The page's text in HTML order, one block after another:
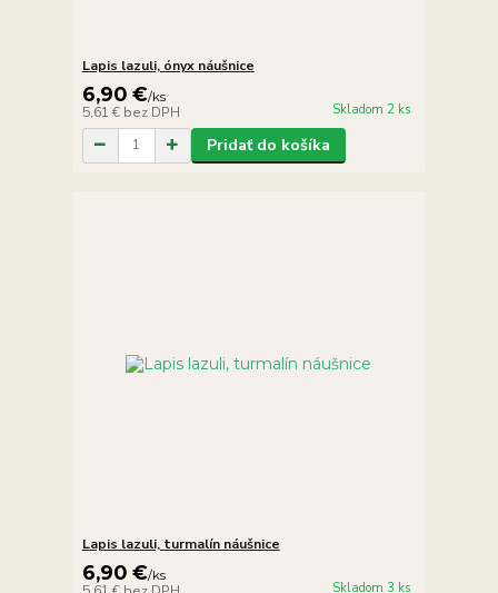
Lapis lazuli, ónyx náušnice
6,90 €/ks
5,61 € bez DPH Skladom 2 ks
Pridať do košíka
Lapis lazuli, turmalín náušnice
6,90 €/ks
Skladom 3 ks